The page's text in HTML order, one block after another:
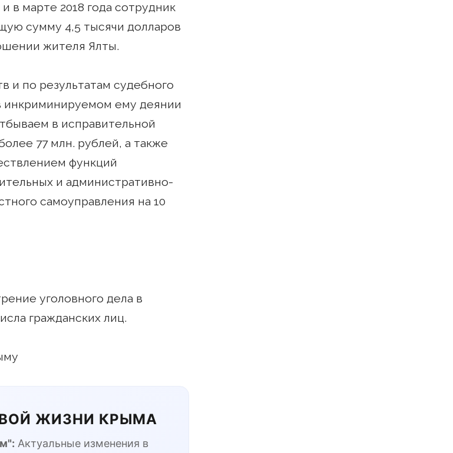
в марте 2018 года сотрудник
сумму 4,5 тысячи долларов
жителя Ялты.
и по результатам судебного
инкриминируемом ему деянии
в исправительной
77 млн. рублей, а также
функций
и административно-
самоуправления на 10
уголовного дела в
гражданских лиц.
ЖИЗНИ КРЫМА
Актуальные изменения в